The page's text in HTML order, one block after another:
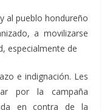
al pueblo hondureño
a movilizarse
especialmente de
e indignación. Les
por la campaña
en contra de la